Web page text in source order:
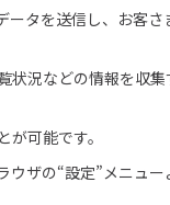
タを送信し、お客
況などの情報を収
可能です。
ザの“設定”メニュー